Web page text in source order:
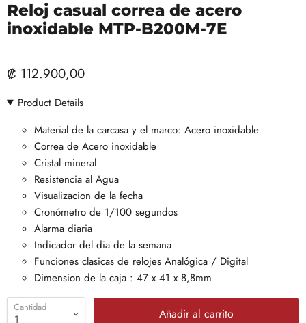
Reloj casual correa de acero
inoxidable MTP-B200M-7E
₡ 112.900,00
Product Details
Material de la carcasa y el marco: Acero inoxidable
Correa de Acero inoxidable
Cristal mineral
Resistencia al Agua
Visualizacion de la fecha
Cronómetro de 1/100 segundos
Alarma diaria
Indicador del dia de la semana
Funciones clasicas de relojes Analógica / Digital
Dimension de la caja : 47 x 41 x 8,8mm
Cantidad Añadir al carrito